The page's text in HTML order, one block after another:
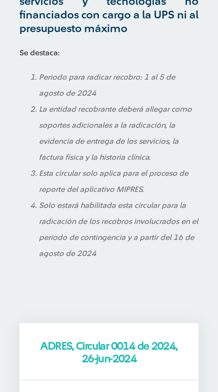
financiados con cargo a la UPS ni al
presupuesto máximo
Se destaca:
Periodo para radicar recobro: 1 al 5 de
agosto de 2024
La entidad recobrante deberá allegar como
soportes adicionales a la radicación, la
evidencia de entrega de los servicios, la
factura física y la historia clínica.
Esta circular solo aplica para el proceso de
reporte del aplicativo MIPRES.
Solo estará habilitada esta circular para la
radicación de los recobros involucrados en el
periodo de contingencia y a partir del 16 de
agosto de 2024
ADRES, Circular 0014 de 2024,
26-jun-2024